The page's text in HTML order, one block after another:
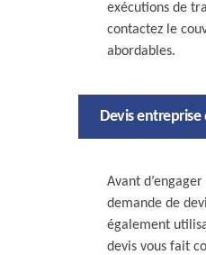
exécutions de
contactez le
abordables.
Devis
Avant
demande de
également
devis vous fait